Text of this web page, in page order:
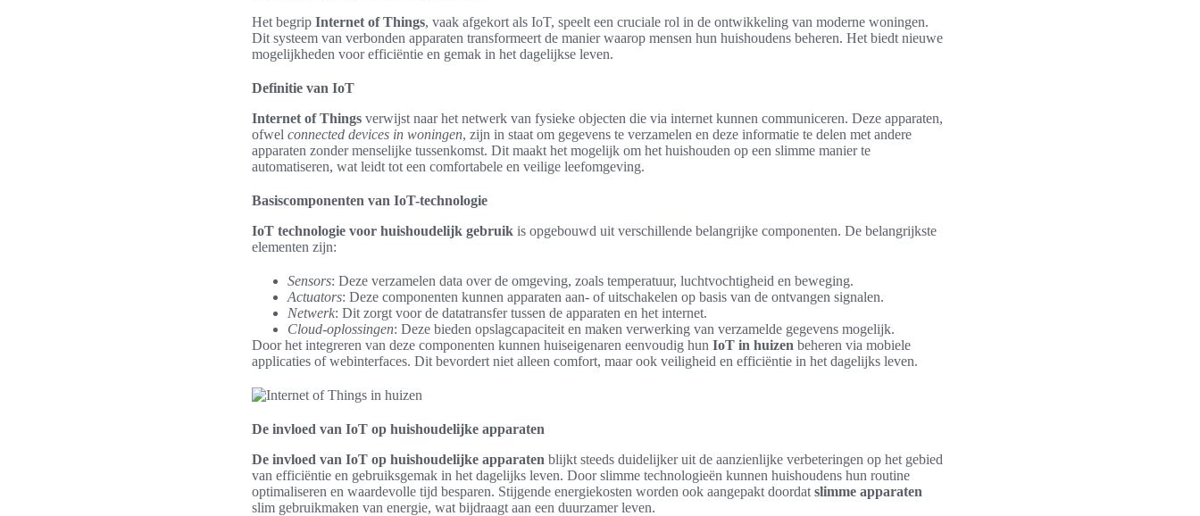
Het begrip Internet of Things, vaak afgekort als IoT, speelt een cruciale rol in de ontwikkeling van moderne woningen.
Dit systeem van verbonden apparaten transformeert de manier waarop mensen hun huishoudens beheren. Het biedt nieuwe
mogelijkheden voor efficiëntie en gemak in het dagelijkse leven.
Definitie van IoT
Internet of Things verwijst naar het netwerk van fysieke objecten die via internet kunnen communiceren. Deze apparaten,
ofwel connected devices in woningen, zijn in staat om gegevens te verzamelen en deze informatie te delen met andere
apparaten zonder menselijke tussenkomst. Dit maakt het mogelijk om het huishouden op een slimme manier te
automatiseren, wat leidt tot een comfortabele en veilige leefomgeving.
Basiscomponenten van IoT-technologie
IoT technologie voor huishoudelijk gebruik is opgebouwd uit verschillende belangrijke componenten. De belangrijkste
elementen zijn:
Sensors: Deze verzamelen data over de omgeving, zoals temperatuur, luchtvochtigheid en beweging.
Actuators: Deze componenten kunnen apparaten aan- of uitschakelen op basis van de ontvangen signalen.
Netwerk: Dit zorgt voor de datatransfer tussen de apparaten en het internet.
Cloud-oplossingen: Deze bieden opslagcapaciteit en maken verwerking van verzamelde gegevens mogelijk.
Door het integreren van deze componenten kunnen huiseigenaren eenvoudig hun IoT in huizen beheren via mobiele
applicaties of webinterfaces. Dit bevordert niet alleen comfort, maar ook veiligheid en efficiëntie in het dagelijks leven.
De invloed van IoT op huishoudelijke apparaten
De invloed van IoT op huishoudelijke apparaten blijkt steeds duidelijker uit de aanzienlijke verbeteringen op het gebied
van efficiëntie en gebruiksgemak in het dagelijks leven. Door slimme technologieën kunnen huishoudens hun routine
optimaliseren en waardevolle tijd besparen. Stijgende energiekosten worden ook aangepakt doordat slimme apparaten
slim gebruikmaken van energie, wat bijdraagt aan een duurzamer leven.